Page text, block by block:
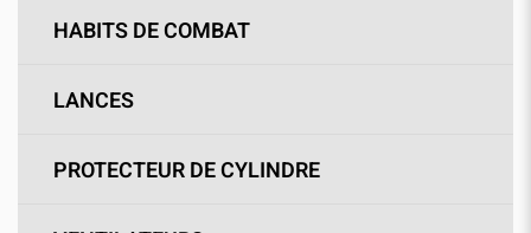
HABITS DE COMBAT
LANCES
PROTECTEUR DE CYLINDRE